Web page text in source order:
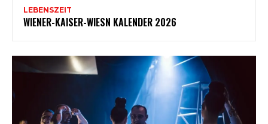
LEBENSZEIT
WIENER-KAISER-WIESN KALENDER 2026